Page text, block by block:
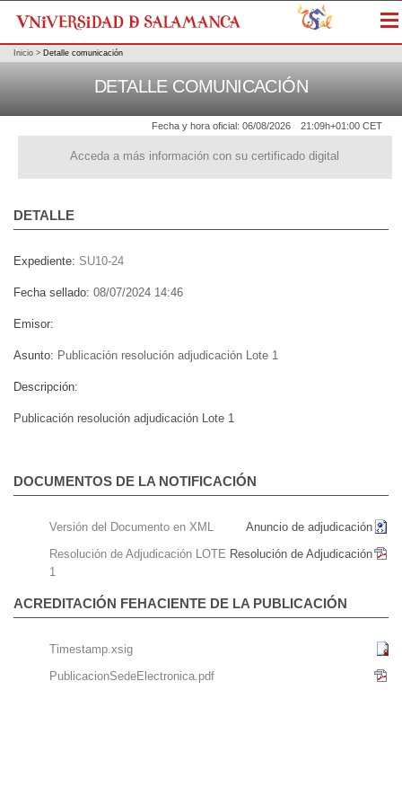
Fecha y hora oficial: 06/08/2026 21:09h+01:00 CET
Acceda a más información con su certificado digital
Inicio > Detalle comunicación
DETALLE COMUNICACIÓN
DETALLE
Expediente: SU10-24
Fecha sellado: 08/07/2024 14:46
Emisor:
Asunto: Publicación resolución adjudicación Lote 1
Descripción:
Publicación resolución adjudicación Lote 1
DOCUMENTOS DE LA NOTIFICACIÓN
Anuncio de adjudicación
Versión del Documento en XML
Resolución de Adjudicación
Resolución de Adjudicación LOTE
1
ACREDITACIÓN FEHACIENTE DE LA PUBLICACIÓN
Timestamp.xsig
PublicacionSedeElectronica.pdf